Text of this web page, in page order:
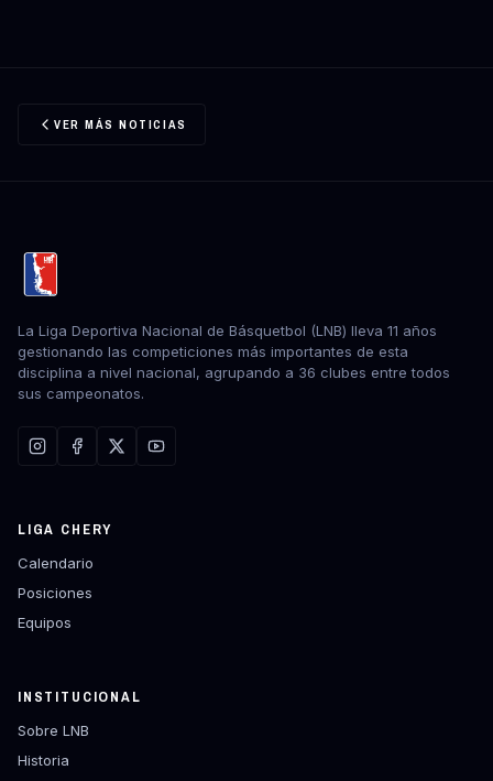
VER MÁS NOTICIAS
La Liga Deportiva Nacional de Básquetbol (LNB) lleva 11 años
gestionando las competiciones más importantes de esta
disciplina a nivel nacional, agrupando a 36 clubes entre todos
sus campeonatos.
LIGA CHERY
Calendario
Posiciones
Equipos
INSTITUCIONAL
Sobre LNB
Historia